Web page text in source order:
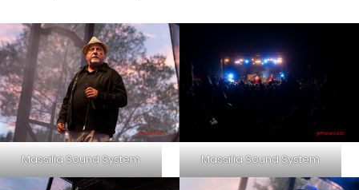
Massilia Sound System Massilia Sound System